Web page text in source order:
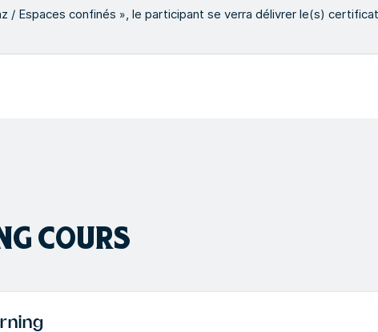
/ Espaces confinés », le participant se verra délivrer le(s)
COURS